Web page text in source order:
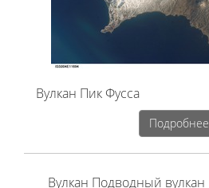
Вулкан Пик Фусса
Подробнее
Вулкан Подводный вулкан